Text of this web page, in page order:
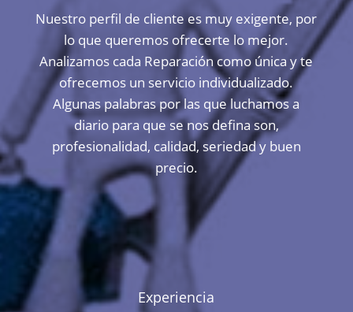
Nuestro perfil de cliente es muy exigente, por
lo que queremos ofrecerte lo mejor.
Analizamos cada Reparación como única y te
ofrecemos un servicio individualizado.
Algunas palabras por las que luchamos a
diario para que se nos defina son,
profesionalidad, calidad, seriedad y buen
precio.
Experiencia